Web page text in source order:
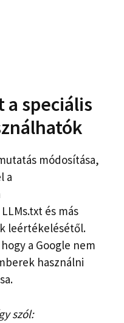
a speciális
módosítása,
a
és más
leértékelésétől.
a Google nem
használni
szól: